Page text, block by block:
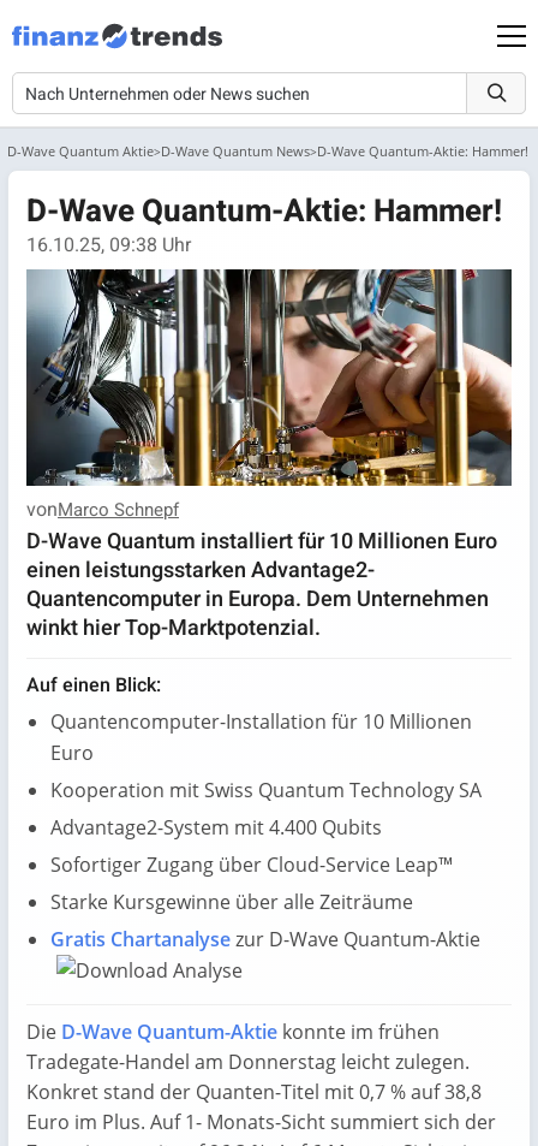
D-Wave Quantum Aktie D-Wave Quantum News D-Wave Quantum-Aktie: Hammer!
D-Wave Quantum-Aktie: Hammer!
16.10.25, 09:38 Uhr
vonMarco Schnepf
D-Wave Quantum installiert für 10 Millionen Euro
einen leistungsstarken Advantage2-
Quantencomputer in Europa. Dem Unternehmen
winkt hier Top-Marktpotenzial.
Auf einen Blick:
Quantencomputer-Installation für 10 Millionen
Euro
Kooperation mit Swiss Quantum Technology SA
Advantage2-System mit 4.400 Qubits
Sofortiger Zugang über Cloud-Service Leap™
Starke Kursgewinne über alle Zeiträume
Gratis Chartanalysezur D-Wave Quantum-Aktie
Die D-Wave Quantum-Aktie konnte im frühen
Tradegate-Handel am Donnerstag leicht zulegen.
Konkret stand der Quanten-Titel mit 0,7 % auf 38,8
Euro im Plus. Auf 1- Monats-Sicht summiert sich der